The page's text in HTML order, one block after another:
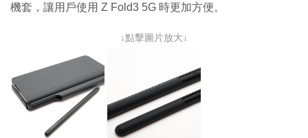
機套，讓用戶使用 Z Fold3 5G 時更加方便。
↓點擊圖片放大↓